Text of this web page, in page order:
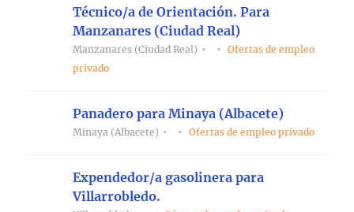
Técnico/a de Orientación. Para
Manzanares (Ciudad Real)
Manzanares (Ciudad Real)
Ofertas de empleo
privado
Panadero para Minaya (Albacete)
Minaya (Albacete) Ofertas de empleo privado
Expendedor/a gasolinera para
Villarrobledo.